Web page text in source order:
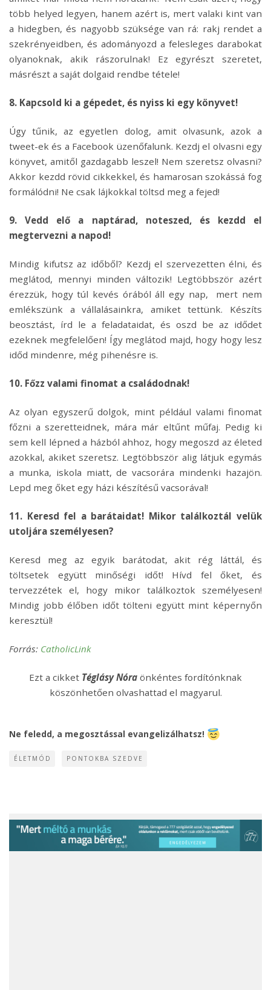
több helyed legyen, hanem azért is, mert valaki kint van
a hidegben, és nagyobb szüksége van rá: rakj rendet a
szekrényeidben, és adományozd a felesleges darabokat
olyanoknak, akik rászorulnak! Ez egyrészt szeretet,
másrészt a saját dolgaid rendbe tétele!
8. Kapcsold ki a gépedet, és nyiss ki egy könyvet!
Úgy tűnik, az egyetlen dolog, amit olvasunk, azok a
tweet-ek és a Facebook üzenőfalunk. Kezdj el olvasni egy
könyvet, amitől gazdagabb leszel! Nem szeretsz olvasni?
Akkor kezdd rövid cikkekkel, és hamarosan szokássá fog
formálódni! Ne csak lájkokkal töltsd meg a fejed!
9. Vedd elő a naptárad, noteszed, és kezdd el
megtervezni a napod!
Mindig kifutsz az időből? Kezdj el szervezetten élni, és
meglátod, mennyi minden változik! Legtöbbször azért
érezzük, hogy túl kevés órából áll egy nap, mert nem
emlékszünk a vállalásainkra, amiket tettünk. Készíts
beosztást, írd le a feladataidat, és oszd be az idődet
ezeknek megfelelően! Így meglátod majd, hogy hogy lesz
időd mindenre, még pihenésre is.
10. Főzz valami finomat a családodnak!
Az olyan egyszerű dolgok, mint például valami finomat
főzni a szeretteidnek, mára már eltűnt műfaj. Pedig ki
sem kell lépned a házból ahhoz, hogy megoszd az életed
azokkal, akiket szeretsz. Legtöbbször alig látjuk egymás
a munka, iskola miatt, de vacsorára mindenki hazajön.
Lepd meg őket egy házi készítésű vacsorával!
11. Keresd fel a barátaidat! Mikor találkoztál velük
utoljára személyesen?
Keresd meg az egyik barátodat, akit rég láttál, és
töltsetek együtt minőségi időt! Hívd fel őket, és
tervezzétek el, hogy mikor találkoztok személyesen!
Mindig jobb élőben időt tölteni együtt mint képernyőn
keresztül!
Forrás: CatholicLink
Ezt a cikket Téglásy Nóra önkéntes fordítónknak
köszönhetően olvashattad el magyarul.
Ne feledd, a megosztással evangelizálhatsz!
ÉLETMÓD PONTOKBA SZEDVE